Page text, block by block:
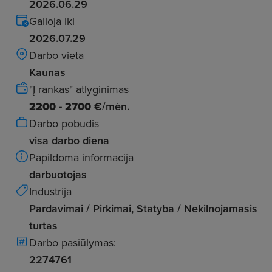
2026.06.29
Galioja iki
2026.07.29
Darbo vieta
Kaunas
"Į rankas" atlyginimas
2200 - 2700 €/mėn.
Darbo pobūdis
visa darbo diena
Papildoma informacija
darbuotojas
Industrija
Pardavimai / Pirkimai, Statyba / Nekilnojamasis
turtas
Darbo pasiūlymas:
2274761